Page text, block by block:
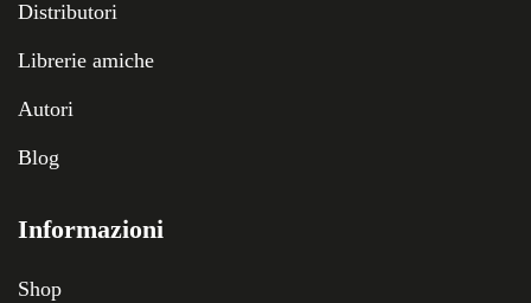
Distributori
Librerie amiche
Autori
Blog
Informazioni
Shop